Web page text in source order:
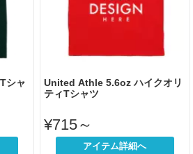
シャ
United Athle 5.6oz ハイクオリ
ティTシャツ
¥715～
アイテム詳細へ